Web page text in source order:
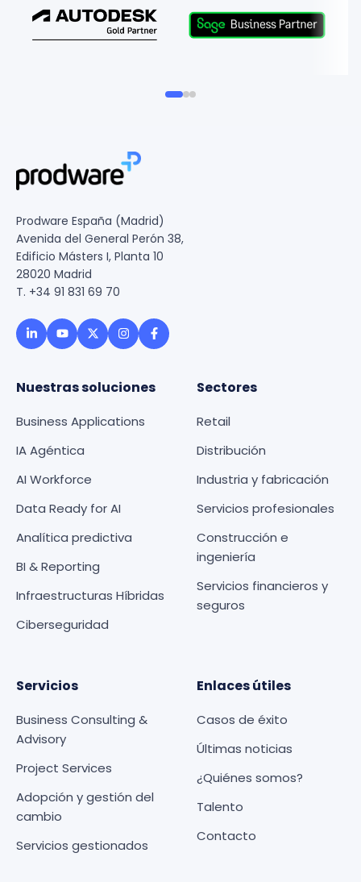
Prodware España (Madrid)
Avenida del General Perón 38,
Edificio Másters I, Planta 10
28020 Madrid
T. +34 91 831 69 70
Nuestras soluciones
Business Applications
IA Agéntica
AI Workforce
Data Ready for AI
Analítica predictiva
BI & Reporting
Infraestructuras Híbridas
Ciberseguridad
Sectores
Retail
Distribución
Industria y fabricación
Servicios profesionales
Construcción e
ingeniería
Servicios financieros y
seguros
Servicios
Business Consulting &
Advisory
Project Services
Adopción y gestión del
cambio
Servicios gestionados
Enlaces útiles
Casos de éxito
Últimas noticias
¿Quiénes somos?
Talento
Contacto